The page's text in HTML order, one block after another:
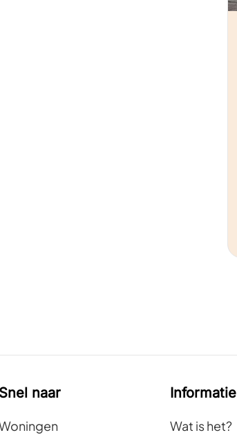
Snel naar Informatie
Wat is het?